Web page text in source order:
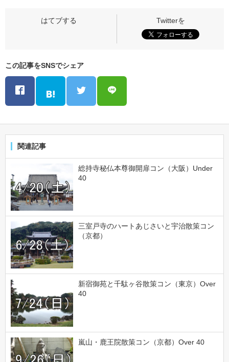
この記事をSNSでシェア
関連記事
総持寺秘仏本尊御開扉コン（大阪）Under
40
三室戸寺のハートあじさいと宇治散策コン
（京都）
新宿御苑と千駄ヶ谷散策コン（東京）Over
40
嵐山・鹿王院散策コン（京都）Over 40